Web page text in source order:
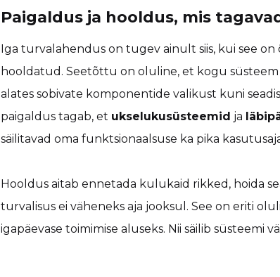
Paigaldus ja hooldus, mis
Iga turvalahendus on tugev ainult siis, kui see
hooldatud. Seetõttu on oluline, et kogu
alates sobivate komponentide valikust kuni
paigaldus tagab, et ukselukusüsteemid ja
säilitavad oma funktsionaalsuse ka pika
Hooldus aitab ennetada kulukaid rikked, hoida
turvalisus ei väheneks aja jooksul. See on eriti
igapäevase toimimise aluseks. Nii säilib süsteemi